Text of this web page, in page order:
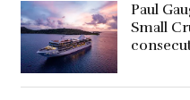
Paul
Small